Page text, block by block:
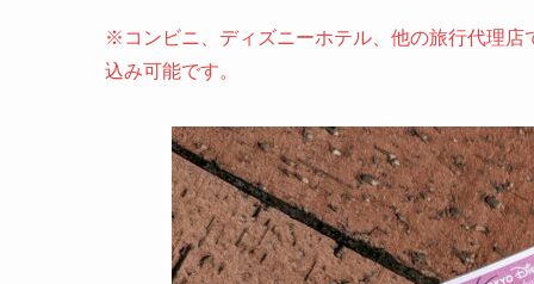
※コンビニ、ディズニーホテル、他の旅行代理
込み可能です。